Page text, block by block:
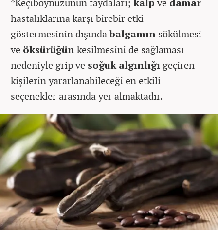
hastalıklarına karşı birebir etki
göstermesinin dışındabalgamın sökülmesi
ve öksürüğünkesilmesini de sağlaması
nedeniyle grip ve soğuk algınlığı geçiren
kişilerin yararlanabileceği en etkili
seçenekler arasında yer almaktadır.